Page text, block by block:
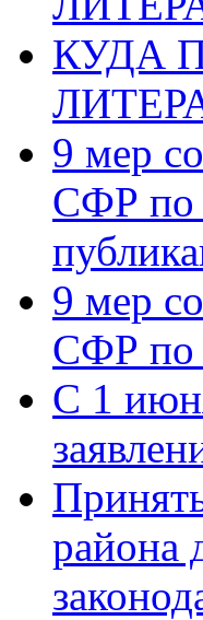
КУДА
9 мер
СФР по
9 мер
СФР по
С 1
района